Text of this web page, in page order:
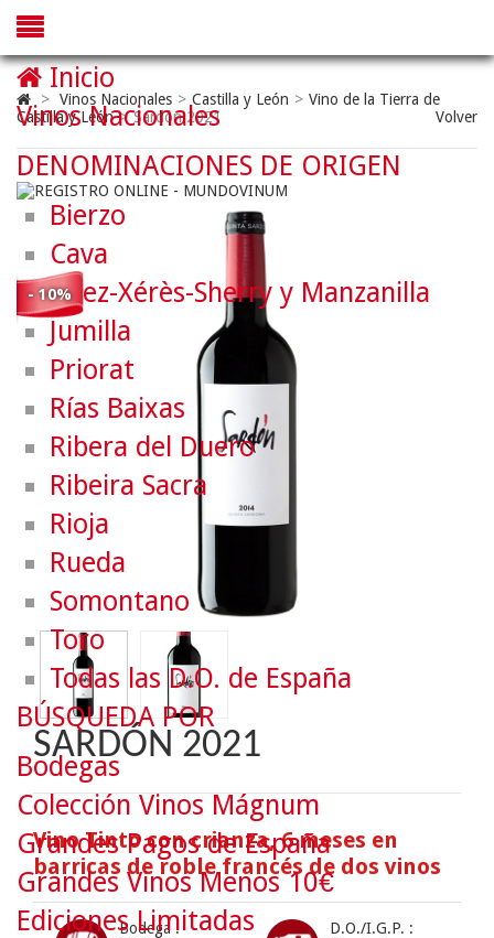
> Vinos Nacionales > Castilla y León > Vino de la Tierra de
Castilla y León > Sardón 2021 Volver
- 10%
SARDÓN 2021
Vino Tinto con crianza, 6 meses en
barricas de roble francés de dos vinos
Bodega : D.O./I.G.P. :
Inicio
Vinos Nacionales
DENOMINACIONES DE ORIGEN
Bierzo
Cava
Jerez-Xérès-Sherry y Manzanilla
Jumilla
Priorat
Rías Baixas
Ribera del Duero
Ribeira Sacra
Rioja
Rueda
Somontano
Toro
Todas las D.O. de España
BÚSQUEDA POR
Bodegas
Colección Vinos Mágnum
Grandes Pagos de España
Grandes Vinos Menos 10€
Ediciones Limitadas